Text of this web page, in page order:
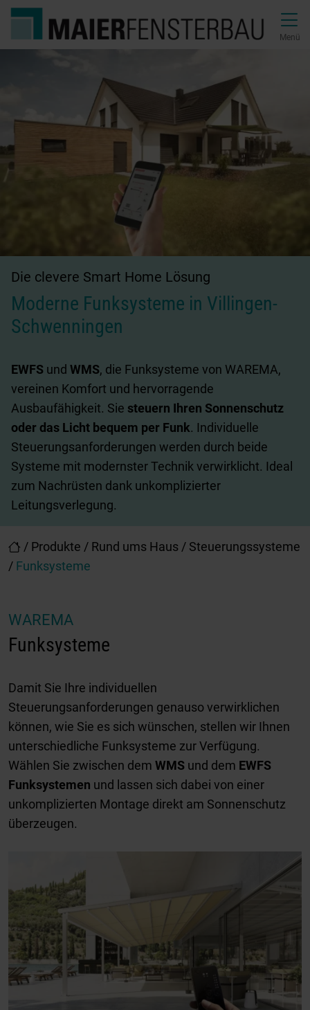
zur Top-Navigation
zur Hauptnavigation
Inhalt springen
zum Footer
Hauptnavigation
Menü
/ Produkte / Rund ums Haus / Steuerungssysteme
/ Funksysteme
Die clevere Smart Home Lösung
Moderne Funksysteme in Villingen-
Schwenningen
EWFS und WMS, die Funksysteme von WAREMA,
vereinen Komfort und hervorragende
Ausbaufähigkeit. Sie steuern Ihren Sonnenschutz
oder das Licht bequem per Funk. Individuelle
Steuerungsanforderungen werden durch beide
Systeme mit modernster Technik verwirklicht. Ideal
zum Nachrüsten dank unkomplizierter
Leitungsverlegung.
WAREMA
Funksysteme
Damit Sie Ihre individuellen
Steuerungsanforderungen genauso verwirklichen
können, wie Sie es sich wünschen, stellen wir Ihnen
unterschiedliche Funksysteme zur Verfügung.
Wählen Sie zwischen dem WMS und dem EWFS
Funksystemen und lassen sich dabei von einer
unkomplizierten Montage direkt am Sonnenschutz
überzeugen.